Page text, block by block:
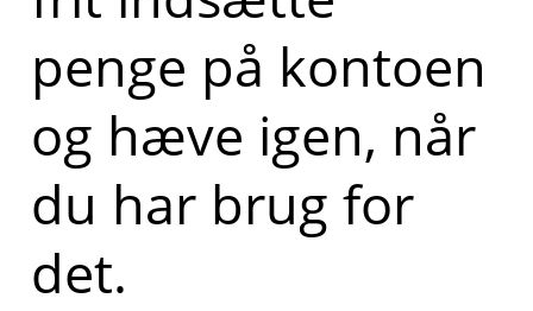
penge på kontoen
og hæve igen, når
du har brug for
det.